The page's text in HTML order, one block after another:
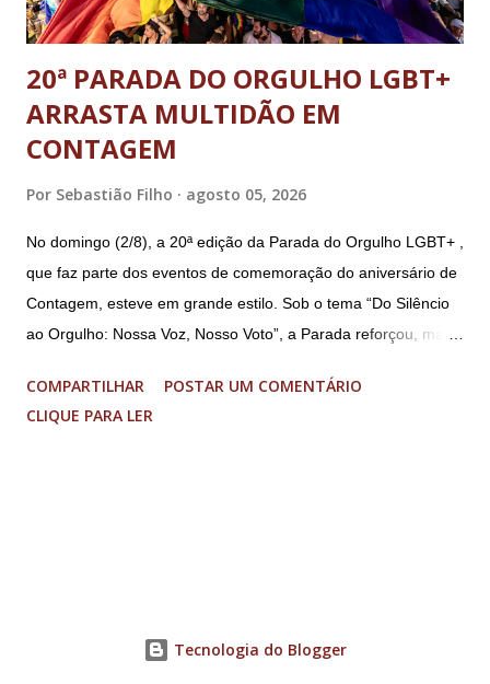
20ª PARADA DO ORGULHO LGBT+
ARRASTA MULTIDÃO EM
CONTAGEM
Por Sebastião Filho agosto 05, 2026
No domingo (2/8), a 20ª edição da Parada do Orgulho LGBT+ ,
que faz parte dos eventos de comemoração do aniversário de
Contagem, esteve em grande estilo. Sob o tema “Do Silêncio
ao Orgulho: Nossa Voz, Nosso Voto”, a Parada reforçou, mais
município. A concentração foi na Praça da Glória, que estava
preparada com um palco e contou com diversos shows,
por ser um movimento de resistência, de ocupação das ruas e
COMPARTILHAR
POSTAR UM COMENTÁRIO
CLIQUE PARA LER
Tecnologia do Blogger